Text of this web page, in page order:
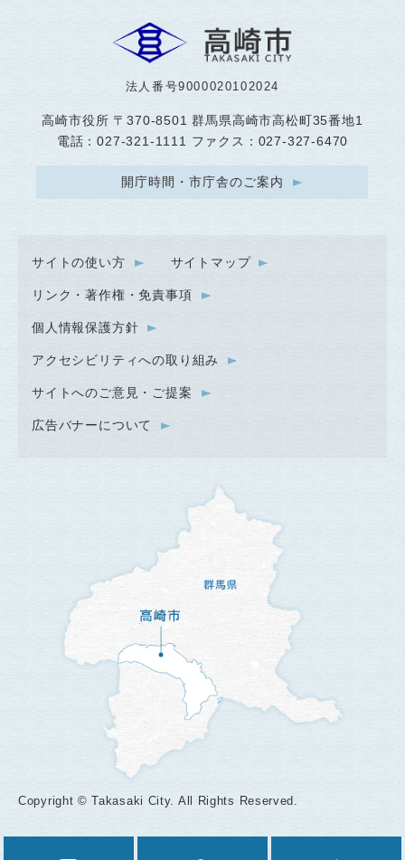
法人番号9000020102024
高崎市役所 〒370-8501 群馬県高崎市高松町35番地1
電話：027-321-1111 ファクス：027-327-6470
開庁時間・市庁舎のご案内
サイトの使い方 サイトマップ
リンク・著作権・免責事項
個人情報保護方針
アクセシビリティへの取り組み
サイトへのご意見・ご提案
広告バナーについて
Copyright © Takasaki City. All Rights Reserved.